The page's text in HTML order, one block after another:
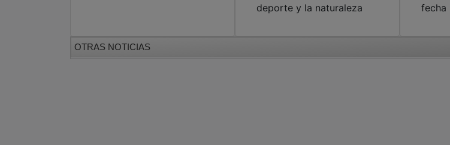
deporte y la naturaleza
fecha
OTRAS NOTICIAS